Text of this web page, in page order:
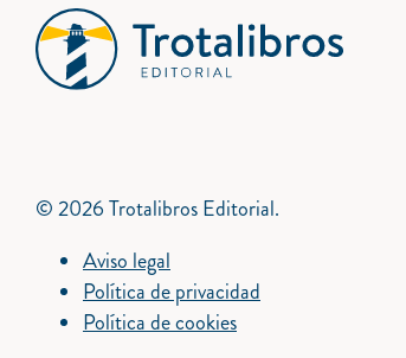
© 2026 Trotalibros Editorial.
Aviso legal
Política de privacidad
Política de cookies